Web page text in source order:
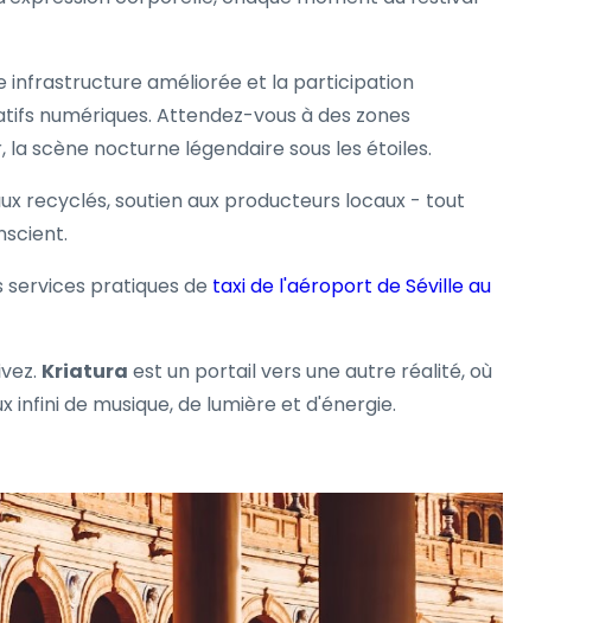
infrastructure améliorée et la participation
numériques. Attendez-vous à des zones
scène nocturne légendaire sous les étoiles.
recyclés, soutien aux producteurs locaux - tout
pratiques de taxi de l'aéroport de Séville au
Kriatura est un portail vers une autre réalité, où
de musique, de lumière et d'énergie.